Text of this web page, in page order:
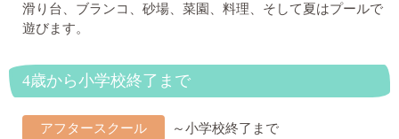
滑り台、ブランコ、砂場、菜園、料理、そして夏はプールで
遊びます。
4歳から小学校終了まで
アフタースクール ～小学校終了まで